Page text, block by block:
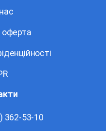
оферта
362-53-10